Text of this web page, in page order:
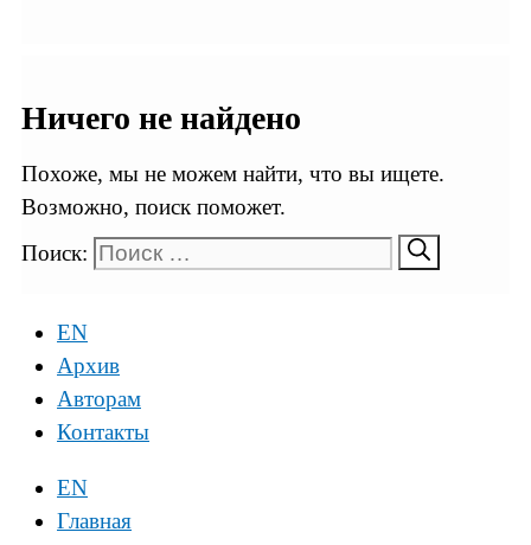
Ничего не найдено
Похоже, мы не можем найти, что вы ищете.
Возможно, поиск поможет.
Поиск:
EN
Архив
Авторам
Контакты
EN
Главная